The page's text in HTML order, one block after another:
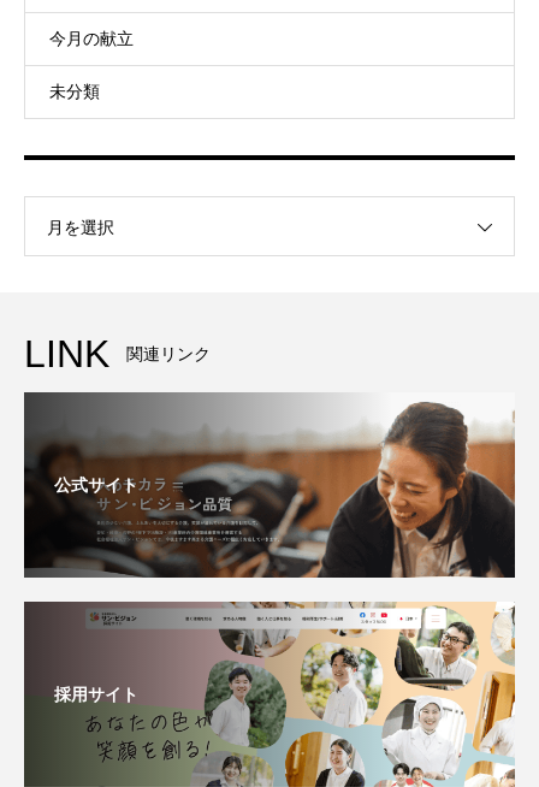
今月の献立
未分類
月を選択
LINK 関連リンク
公式サイト
採用サイト